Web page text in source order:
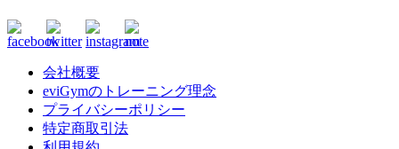
会社概要
eviGymのトレーニング理念
プライバシーポリシー
特定商取引法